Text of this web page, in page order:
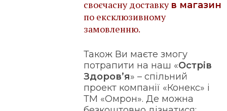
своєчасну доставку в магазин
по ексклюзивному
замовленню.
Також Ви маєте змогу
потрапити на наш «Острів
Здоров’я» – спільний
проект компанії «Конекс» і
ТМ «Омрон». Де можна